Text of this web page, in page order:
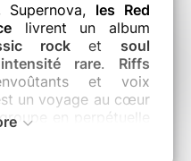
les Red
livrent un album
rocket soul
intensité rare. Riffs
et voix
un voyage au cœur
en perpétuelle